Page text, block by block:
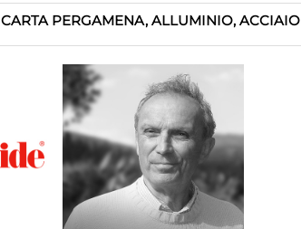
CARTA PERGAMENA, ALLUMINIO, ACCIAIO